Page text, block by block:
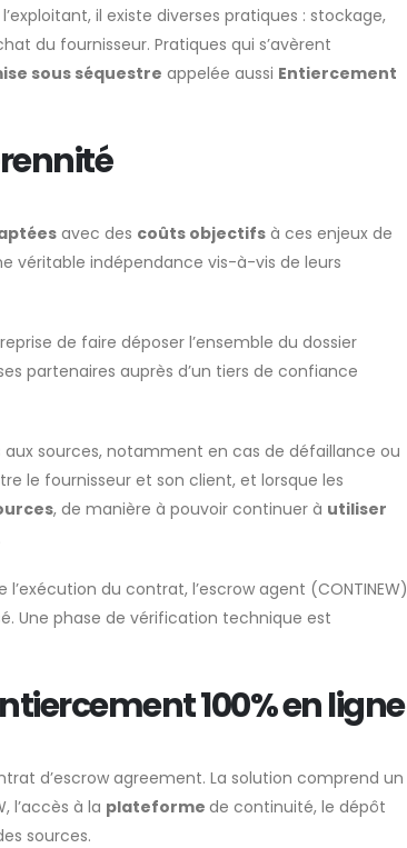
il existe diverses pratiques : stockage,
du fournisseur. Pratiques qui s’avèrent
sous séquestre appelée aussi Entiercement
avec des coûts objectifs à ces enjeux de
véritable indépendance vis-à-vis de leurs
de faire déposer l’ensemble du dossier
partenaires auprès d’un tiers de confiance
sources, notamment en cas de défaillance ou
le fournisseur et son client, et lorsque les
, de manière à pouvoir continuer à utiliser
l’exécution du contrat, l’escrow agent (CONTINEW)
Une phase de vérification technique est
100% en ligne
d’escrow agreement. La solution comprend un
l’accès à la plateforme de continuité, le dépôt
sources.